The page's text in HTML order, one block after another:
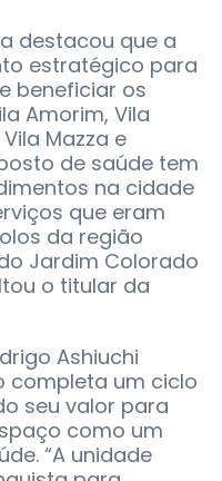
destacou que a
estratégico para
beneficiar os
Amorim, Vila
Mazza e
de saúde tem
na cidade
que eram
da região
Jardim Colorado
o titular da
Ashiuchi
completa um ciclo
seu valor para
como um
“A unidade